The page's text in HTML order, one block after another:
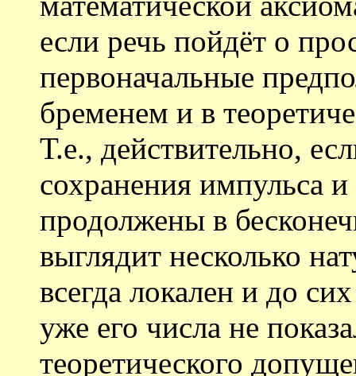
если речь пойдёт о
первоначальные
бременем и в
Т.е., действительно,
сохранения импульса
продолжены в
выглядит несколько
всегда локален и до
уже его числа не
теоретического